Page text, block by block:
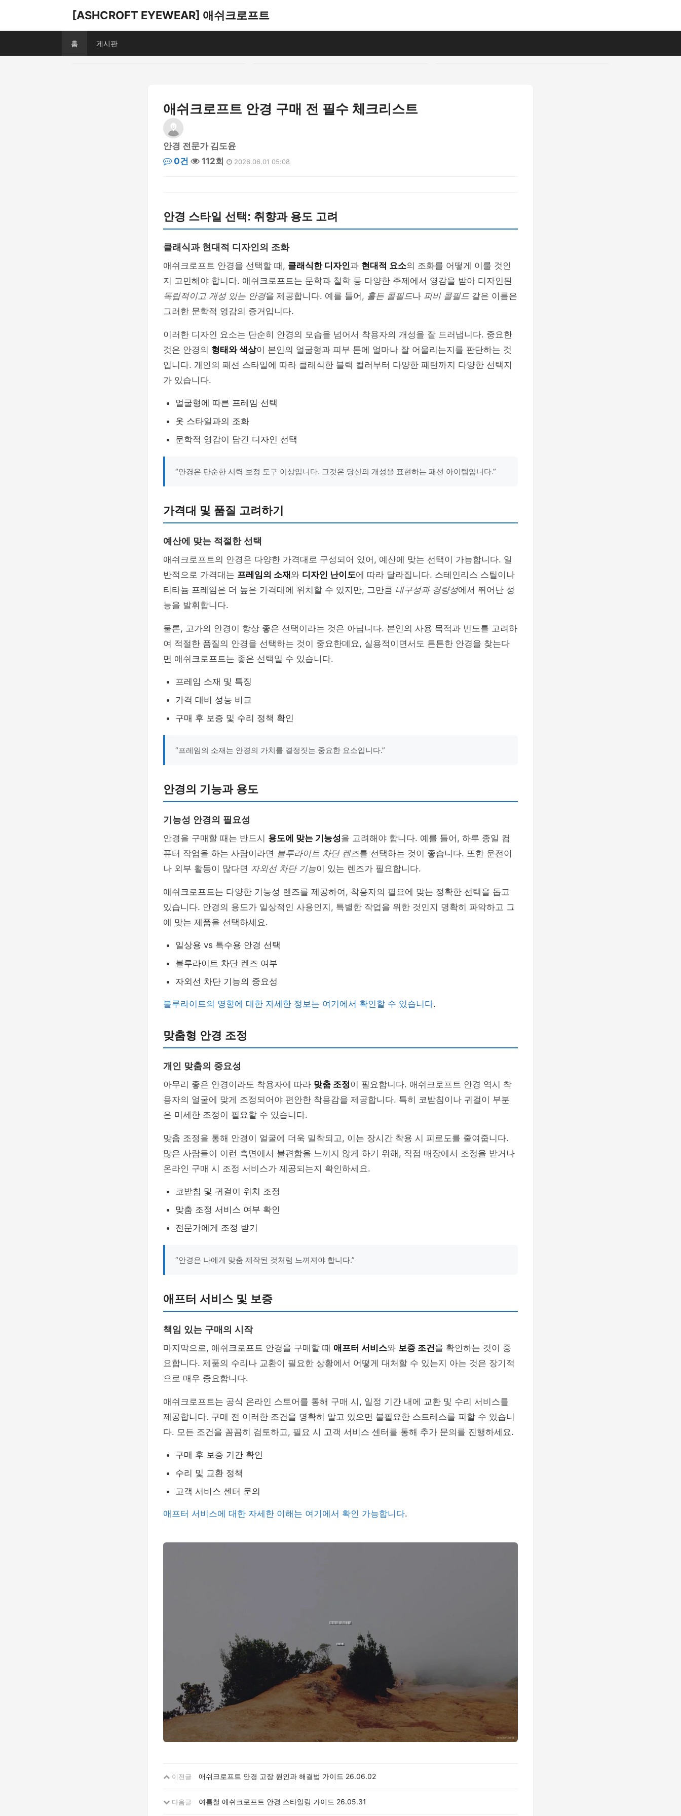
[ASHCROFT EYEWEAR] 애쉬크로프트
홈 게시판
애쉬크로프트 안경 구매 전 필수 체크리스트
안경 전문가 김도윤
0건
112회 2026.06.01 05:08
안경 스타일 선택: 취향과 용도 고려
클래식과 현대적 디자인의 조화
애쉬크로프트 안경을 선택할 때, 클래식한 디자인과 현대적 요소의 조화를 어떻게 이룰 것인
지 고민해야 합니다. 애쉬크로프트는 문학과 철학 등 다양한 주제에서 영감을 받아 디자인된
독립적이고 개성 있는 안경을 제공합니다. 예를 들어, 홀든 콜필드나 피비 콜필드 같은 이름은
그러한 문학적 영감의 증거입니다.
이러한 디자인 요소는 단순히 안경의 모습을 넘어서 착용자의 개성을 잘 드러냅니다. 중요한
것은 안경의 형태와 색상이 본인의 얼굴형과 피부 톤에 얼마나 잘 어울리는지를 판단하는 것
입니다. 개인의 패션 스타일에 따라 클래식한 블랙 컬러부터 다양한 패턴까지 다양한 선택지
가 있습니다.
얼굴형에 따른 프레임 선택
옷 스타일과의 조화
문학적 영감이 담긴 디자인 선택
“안경은 단순한 시력 보정 도구 이상입니다. 그것은 당신의 개성을 표현하는 패션 아이템입니다.”
가격대 및 품질 고려하기
예산에 맞는 적절한 선택
애쉬크로프트의 안경은 다양한 가격대로 구성되어 있어, 예산에 맞는 선택이 가능합니다. 일
반적으로 가격대는 프레임의 소재 와 디자인 난이도에 따라 달라집니다. 스테인리스 스틸이나
티타늄 프레임은 더 높은 가격대에 위치할 수 있지만, 그만큼 내구성과 경량성에서 뛰어난 성
능을 발휘합니다.
물론, 고가의 안경이 항상 좋은 선택이라는 것은 아닙니다. 본인의 사용 목적과 빈도를 고려하
여 적절한 품질의 안경을 선택하는 것이 중요한데요, 실용적이면서도 튼튼한 안경을 찾는다
면 애쉬크로프트는 좋은 선택일 수 있습니다.
프레임 소재 및 특징
가격 대비 성능 비교
구매 후 보증 및 수리 정책 확인
“프레임의 소재는 안경의 가치를 결정짓는 중요한 요소입니다.”
안경의 기능과 용도
기능성 안경의 필요성
안경을 구매할 때는 반드시 용도에 맞는 기능성을 고려해야 합니다. 예를 들어, 하루 종일 컴
퓨터 작업을 하는 사람이라면 블루라이트 차단 렌즈를 선택하는 것이 좋습니다. 또한 운전이
나 외부 활동이 많다면 자외선 차단 기능이 있는 렌즈가 필요합니다.
애쉬크로프트는 다양한 기능성 렌즈를 제공하여, 착용자의 필요에 맞는 정확한 선택을 돕고
있습니다. 안경의 용도가 일상적인 사용인지, 특별한 작업을 위한 것인지 명확히 파악하고 그
에 맞는 제품을 선택하세요.
일상용 vs 특수용 안경 선택
블루라이트 차단 렌즈 여부
자외선 차단 기능의 중요성
블루라이트의 영향에 대한 자세한 정보는 여기에서 확인할 수 있습니다.
맞춤형 안경 조정
개인 맞춤의 중요성
아무리 좋은 안경이라도 착용자에 따라 맞춤 조정이 필요합니다. 애쉬크로프트 안경 역시 착
용자의 얼굴에 맞게 조정되어야 편안한 착용감을 제공합니다. 특히 코받침이나 귀걸이 부분
은 미세한 조정이 필요할 수 있습니다.
맞춤 조정을 통해 안경이 얼굴에 더욱 밀착되고, 이는 장시간 착용 시 피로도를 줄여줍니다.
많은 사람들이 이런 측면에서 불편함을 느끼지 않게 하기 위해, 직접 매장에서 조정을 받거나
온라인 구매 시 조정 서비스가 제공되는지 확인하세요.
코받침 및 귀걸이 위치 조정
맞춤 조정 서비스 여부 확인
전문가에게 조정 받기
“안경은 나에게 맞춤 제작된 것처럼 느껴져야 합니다.”
애프터 서비스 및 보증
책임 있는 구매의 시작
마지막으로, 애쉬크로프트 안경을 구매할 때 애프터 서비스와 보증 조건을 확인하는 것이 중
요합니다. 제품의 수리나 교환이 필요한 상황에서 어떻게 대처할 수 있는지 아는 것은 장기적
으로 매우 중요합니다.
애쉬크로프트는 공식 온라인 스토어를 통해 구매 시, 일정 기간 내에 교환 및 수리 서비스를
제공합니다. 구매 전 이러한 조건을 명확히 알고 있으면 불필요한 스트레스를 피할 수 있습니
다. 모든 조건을 꼼꼼히 검토하고, 필요 시 고객 서비스 센터를 통해 추가 문의를 진행하세요.
구매 후 보증 기간 확인
수리 및 교환 정책
고객 서비스 센터 문의
애프터 서비스에 대한 자세한 이해는 여기에서 확인 가능합니다.
이전글 애쉬크로프트 안경 고장 원인과 해결법 가이드 26.06.02
다음글 여름철 애쉬크로프트 안경 스타일링 가이드 26.05.31